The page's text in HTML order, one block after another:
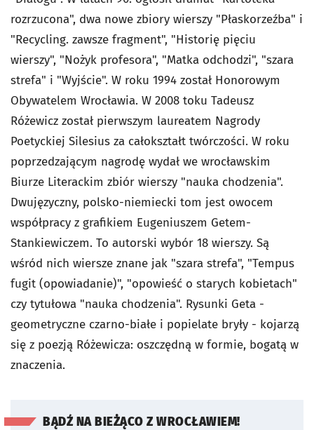
rozrzucona", dwa nowe zbiory wierszy "Płaskorzeźba" i
"Recycling. zawsze fragment", "Historię pięciu
wierszy", "Nożyk profesora", "Matka odchodzi", "szara
strefa" i "Wyjście". W roku 1994 został Honorowym
Obywatelem Wrocławia. W 2008 toku Tadeusz
Różewicz został pierwszym laureatem Nagrody
Poetyckiej Silesius za całokształt twórczości. W roku
poprzedzającym nagrodę wydał we wrocławskim
Biurze Literackim zbiór wierszy "nauka chodzenia".
Dwujęzyczny, polsko-niemiecki tom jest owocem
współpracy z grafikiem Eugeniuszem Getem-
Stankiewiczem. To autorski wybór 18 wierszy. Są
wśród nich wiersze znane jak "szara strefa", "Tempus
fugit (opowiadanie)", "opowieść o starych kobietach"
czy tytułowa "nauka chodzenia". Rysunki Geta -
geometryczne czarno-białe i popielate bryły - kojarzą
się z poezją Różewicza: oszczędną w formie, bogatą w
znaczenia.
BĄDŹ NA BIEŻĄCO Z WROCŁAWIEM!